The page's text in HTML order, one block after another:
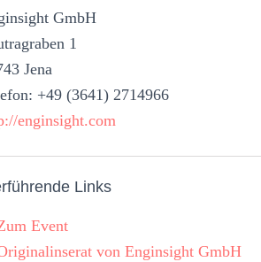
GmbH
1
Jena
+49 (3641) 2714966
enginsight.com
Links
Event
von Enginsight GmbH